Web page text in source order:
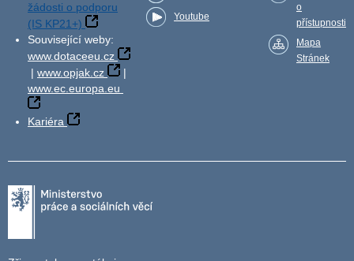
žádosti o podporu
(IS KP21+)
Související weby:
www.dotaceeu.cz
| www.opjak.cz
|
www.ec.europa.eu
Kariéra
Youtube
o
přístupnosti
Mapa
Stránek